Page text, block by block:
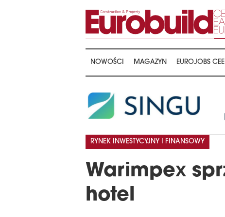
NOWOŚCI MAGAZYN EUROJOBS CEE
Warimpex
hotel
RYNEK INWESTYCYJNY I FINANSOWY